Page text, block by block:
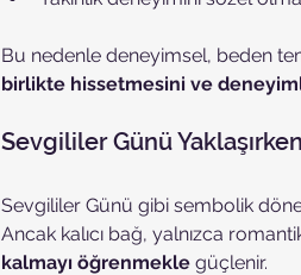
Bu nedenle deneyimsel, beden
birlikte hissetmesini ve
Sevgililer Günü
Sevgililer Günü gibi sembolik
Ancak kalıcı bağ, yalnızca
kalmayı öğrenmekle güçlenir.